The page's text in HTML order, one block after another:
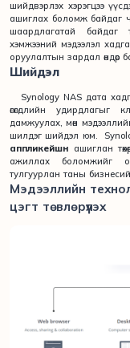
шийдвэрлэх хэрэгцээ
ашиглах боломж байдаг
шаардлагатай байдаг
хэмжээний мэдээлэл
оруулалтын зардал өндөр
Шийдэл
Synology NAS дата
өгөгдлийн удирдлагыг
дамжуулах, мөн
шилдэг шийдэл юм.
аппликейшн ашиглан
ажиллах боломжийг
тулгуурлан таны
Мэдээллийн
цэгт төвлөрүүлэх